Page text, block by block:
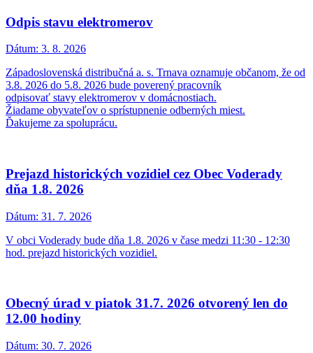
Odpis stavu elektromerov
Dátum: 3. 8. 2026
Západoslovenská distribučná a. s. Trnava oznamuje občanom, že od
3.8. 2026 do 5.8. 2026 bude poverený pracovník
odpisovať stavy elektromerov v domácnostiach.
Žiadame obyvateľov o sprístupnenie odberných miest.
Ďakujeme za spoluprácu.
Prejazd historických vozidiel cez Obec Voderady
dňa 1.8. 2026
Dátum: 31. 7. 2026
V obci Voderady bude dňa 1.8. 2026 v čase medzi 11:30 - 12:30
hod. prejazd historických vozidiel.
Obecný úrad v piatok 31.7. 2026 otvorený len do
12.00 hodiny
Dátum: 30. 7. 2026